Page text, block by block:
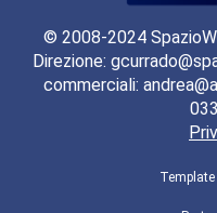
© 2008-2024
Direzione:
commerciali:
Template